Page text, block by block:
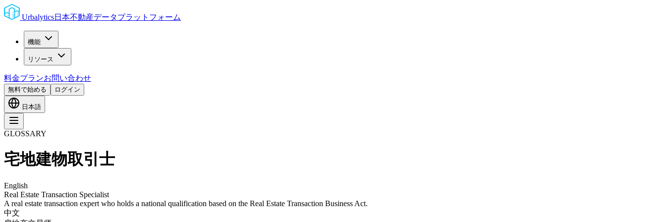
Urbalytics日本不動産データプラットフォーム
機能
リソース
料金プランお問い合わせ
無料で始める ログイン
日本語
GLOSSARY
宅地建物取引士
English
Real Estate Transaction Specialist
A real estate transaction expert who holds a national qualification based on the Real Estate Transaction Business Act.
中文